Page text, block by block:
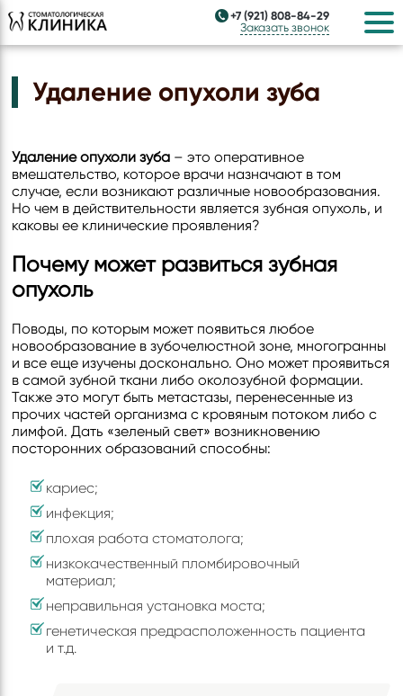
+7 (921) 808-84-29
Заказать звонок
Удаление опухоли зуба
Удаление опухоли зуба – это оперативное
вмешательство, которое врачи назначают в том
случае, если возникают различные новообразования.
Но чем в действительности является зубная опухоль, и
каковы ее клинические проявления?
Почему может развиться зубная
опухоль
Поводы, по которым может появиться любое
новообразование в зубочелюстной зоне, многогранны
и все еще изучены досконально. Оно может проявиться
в самой зубной ткани либо околозубной формации.
Также это могут быть метастазы, перенесенные из
прочих частей организма с кровяным потоком либо с
лимфой. Дать «зеленый свет» возникновению
посторонних образований способны:
кариес;
инфекция;
плохая работа стоматолога;
низкокачественный пломбировочный
материал;
неправильная установка моста;
генетическая предрасположенность пациента
и т.д.